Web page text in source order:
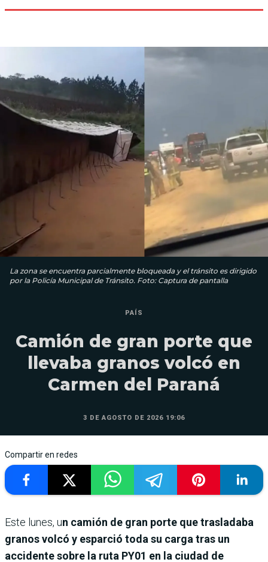
La zona se encuentra parcialmente bloqueada y el tránsito es dirigido
por la Policía Municipal de Tránsito. Foto: Captura de pantalla
PAÍS
Camión de gran porte que
llevaba granos volcó en
Carmen del Paraná
3 DE AGOSTO DE 2026 19:06
Compartir en redes
Este lunes, un camión de gran porte que trasladaba
granos volcó y esparció toda su carga tras un
accidente sobre la ruta PY01 en la ciudad de